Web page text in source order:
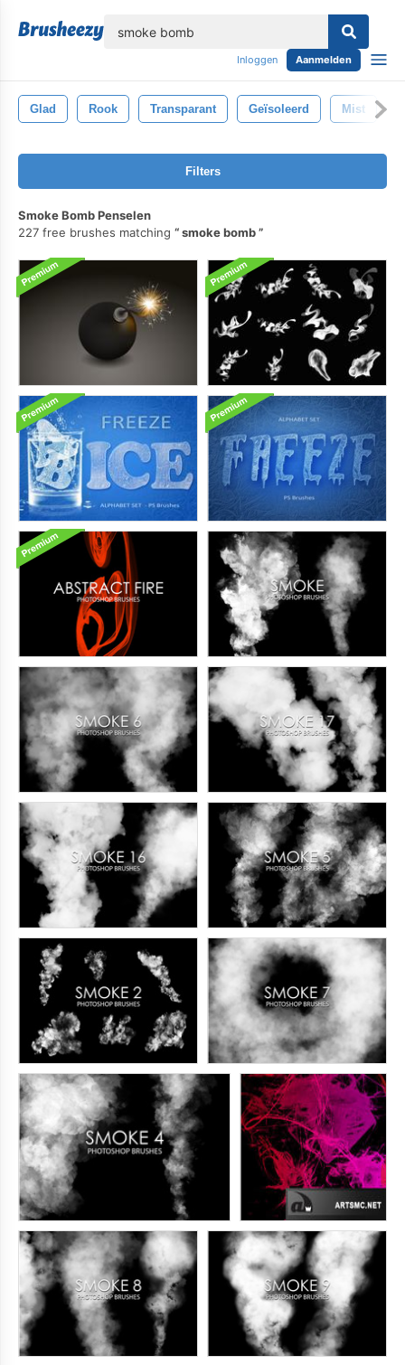
Inloggen Aanmelden
Glad Rook Transparant Geïsoleerd Mist
Filters
Smoke Bomb Penselen
227 free brushes matching
smoke bomb